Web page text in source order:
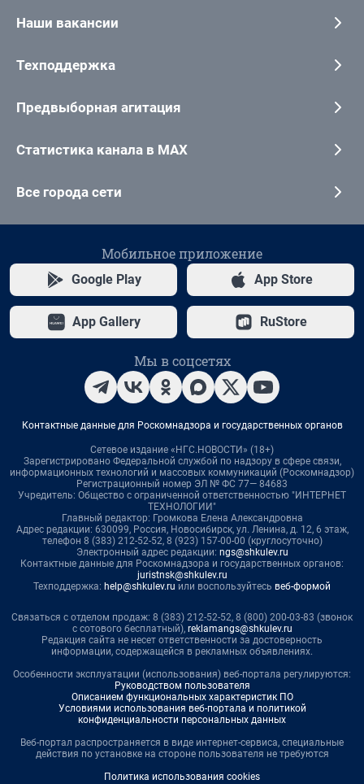
Наши вакансии
Техподдержка
Предвыборная агитация
Статистика канала в MAX
Все города сети
Мобильное приложение
Google Play App Store
App Gallery RuStore
Мы в соцсетях
Контактные данные для Роскомнадзора и государственных органов
Сетевое издание «НГС.НОВОСТИ» (18+)
Зарегистрировано Федеральной службой по надзору в сфере связи,
информационных технологий и массовых коммуникаций (Роскомнадзор)
Регистрационный номер ЭЛ № ФС 77— 84683
Учредитель: Общество с ограниченной ответственностью "ИНТЕРНЕТ
ТЕХНОЛОГИИ"
Главный редактор: Громкова Елена Александровна
Адрес редакции: 630099, Россия, Новосибирск, ул. Ленина, д. 12, 6 этаж,
телефон 8 (383) 212-52-52, 8 (923) 157-00-00 (круглосуточно)
Электронный адрес редакции: ngs@shkulev.ru
Контактные данные для Роскомнадзора и государственных органов:
juristnsk@shkulev.ru
Техподдержка: help@shkulev.ru или воспользуйтесь веб-формой
Связаться с отделом продаж: 8 (383) 212-52-52, 8 (800) 200-03-83 (звонок
с сотового бесплатный), reklamangs@shkulev.ru
Редакция сайта не несет ответственности за достоверность
информации, содержащейся в рекламных объявлениях.
Особенности эксплуатации (использования) веб-портала регулируются:
Руководством пользователя
Описанием функциональных характеристик ПО
Условиями использования веб-портала и политикой
конфиденциальности персональных данных
Веб-портал распространяется в виде интернет-сервиса, специальные
действия по установке на стороне пользователя не требуются
Политика использования cookies